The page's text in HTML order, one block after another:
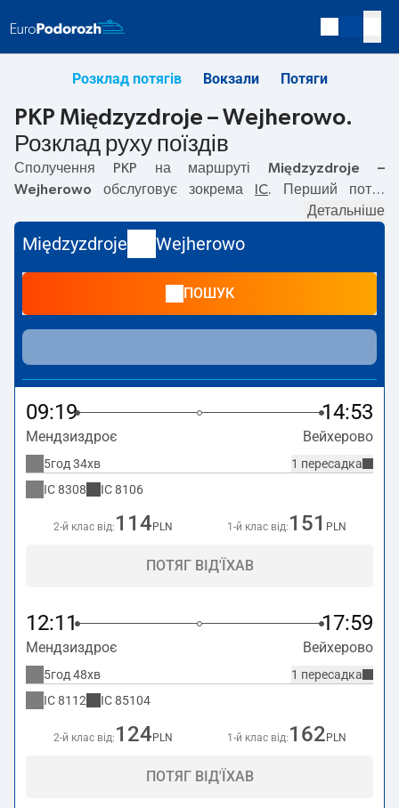
Розклад потягів Вокзали Потяги
PKP Międzyzdroje – Wejherowo.
Розклад руху поїздів
Сполучення PKP на маршруті Międzyzdroje –
Wejherowo обслуговує зокрема IC. Перший потяг
з вокзалу PKP Międzyzdroje. Останній
Międzyzdroje–Wejherowoкурсують також інші потяги:
пропонують нижчу ціну квитка і зазвичай довший час
Wejherowo.
Детальніше
Międzyzdroje Wejherowo
ПОШУК
09:19 14:53
Мендзиздроє Вейхерово
1 пересадка
5год 34хв
IC8308 IC8106
2-й клас від: 114 PLN 1-й клас від: 151 PLN
ПОТЯГ ВІД'ЇХАВ
12:11 17:59
Мендзиздроє Вейхерово
1 пересадка
5год 48хв
IC8112 IC85104
2-й клас від: 124 PLN 1-й клас від: 162 PLN
ПОТЯГ ВІД'ЇХАВ